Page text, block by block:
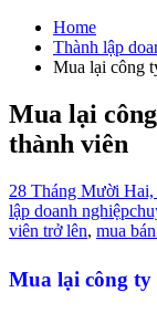
Home
Thành lập
Mua lại công
Mua lại
thành viên
28 Tháng Mười Hai,
lập doanh nghiệp
viên trở lên, mua
Mua lại công